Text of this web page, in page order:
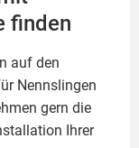
finden
auf den
Nennslingen
gern die
Ihrer